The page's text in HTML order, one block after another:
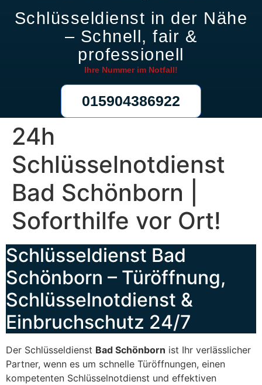
Schlüsseldienst in der Nähe
– Schnell, fair &
professionell
Ihre Nummer im Notfall!
015904386922
24h
Schlüsselnotdienst
Bad Schönborn |
Soforthilfe vor Ort!
Schlüsseldienst Bad
Schönborn – Türöffnung,
Schlüsselnotdienst &
Einbruchschutz 24/7
Der Schlüsseldienst Bad Schönborn ist Ihr verlässlicher
Partner, wenn es um schnelle Türöffnungen, einen
kompetenten Schlüsselnotdienst und effektiven